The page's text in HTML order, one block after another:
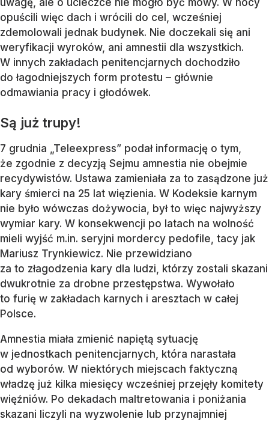
uwagę, ale o ucieczce nie mogło być mowy. W nocy
opuścili więc dach i wrócili do cel, wcześniej
zdemolowali jednak budynek. Nie doczekali się ani
weryfikacji wyroków, ani amnestii dla wszystkich.
W innych zakładach penitencjarnych dochodziło
do łagodniejszych form protestu – głównie
odmawiania pracy i głodówek.
Są już trupy!
7 grudnia „Teleexpress” podał informację o tym,
że zgodnie z decyzją Sejmu amnestia nie obejmie
recydywistów. Ustawa zamieniała za to zasądzone już
kary śmierci na 25 lat więzienia. W Kodeksie karnym
nie było wówczas dożywocia, był to więc najwyższy
wymiar kary. W konsekwencji po latach na wolność
mieli wyjść m.in. seryjni mordercy pedofile, tacy jak
Mariusz Trynkiewicz. Nie przewidziano
za to złagodzenia kary dla ludzi, którzy zostali skazani
dwukrotnie za drobne przestępstwa. Wywołało
to furię w zakładach karnych i aresztach w całej
Polsce.
Amnestia miała zmienić napiętą sytuację
w jednostkach penitencjarnych, która narastała
od wyborów. W niektórych miejscach faktyczną
władzę już kilka miesięcy wcześniej przejęły komitety
więźniów. Po dekadach maltretowania i poniżania
skazani liczyli na wyzwolenie lub przynajmniej